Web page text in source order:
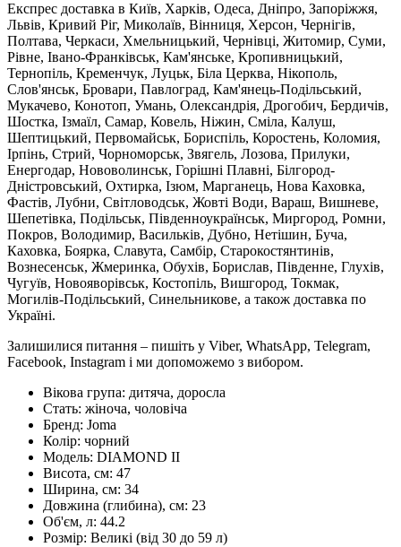
Експрес доставка в Київ, Харків, Одеса, Дніпро, Запоріжжя,
Львів, Кривий Ріг, Миколаїв, Вінниця, Херсон, Чернігів,
Полтава, Черкаси, Хмельницький, Чернівці, Житомир, Суми,
Рівне, Івано-Франківськ, Кам'янське, Кропивницький,
Тернопіль, Кременчук, Луцьк, Біла Церква, Нікополь,
Слов'янськ, Бровари, Павлоград, Кам'янець-Подільський,
Мукачево, Конотоп, Умань, Олександрія, Дрогобич, Бердичів,
Шостка, Ізмаїл, Самар, Ковель, Ніжин, Сміла, Калуш,
Шептицький, Первомайськ, Бориспіль, Коростень, Коломия,
Ірпінь, Стрий, Чорноморськ, Звягель, Лозова, Прилуки,
Енергодар, Нововолинськ, Горішні Плавні, Білгород-
Дністровський, Охтирка, Ізюм, Марганець, Нова Каховка,
Фастів, Лубни, Світловодськ, Жовті Води, Вараш, Вишневе,
Шепетівка, Подільськ, Південноукраїнськ, Миргород, Ромни,
Покров, Володимир, Васильків, Дубно, Нетішин, Буча,
Каховка, Боярка, Славута, Самбір, Старокостянтинів,
Вознесенськ, Жмеринка, Обухів, Борислав, Південне, Глухів,
Чугуїв, Новояворівськ, Костопіль, Вишгород, Токмак,
Могилів-Подільський, Синельникове, а також доставка по
Україні.
Залишилися питання – пишіть у Viber, WhatsApp, Telegram,
Facebook, Instagram і ми допоможемо з вибором.
Вікова група: дитяча, доросла
Стать: жіноча, чоловіча
Бренд: Joma
Колір: чорний
Модель: DIAMOND II
Висота, см: 47
Ширина, см: 34
Довжина (глибина), см: 23
Об'єм, л: 44.2
Розмір: Великі (від 30 до 59 л)